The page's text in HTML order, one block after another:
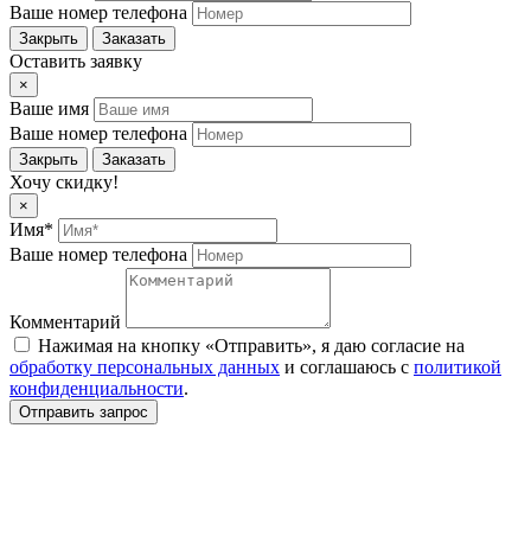
Ваше номер телефона
Закрыть Заказать
Оставить заявку
×
Ваше имя
Ваше номер телефона
Закрыть Заказать
Хочу скидку!
×
Имя*
Ваше номер телефона
Комментарий
Нажимая на кнопку «Отправить», я даю согласие на
обработку персональных данных и соглашаюсь c политикой
конфиденциальности.
Отправить запрос